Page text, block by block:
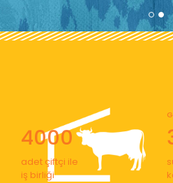
4000
adet çiftçi ile
iş birliği